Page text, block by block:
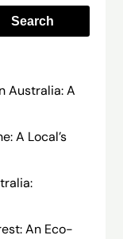
Search
Australia: A
A Local’s
An Eco-